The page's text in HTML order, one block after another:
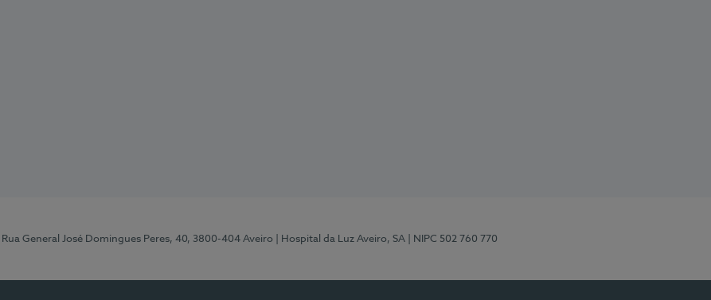
| Rua General José Domingues Peres, 40, 3800-404 Aveiro | Hospital da Luz Aveiro, SA | NIPC 502 760 770